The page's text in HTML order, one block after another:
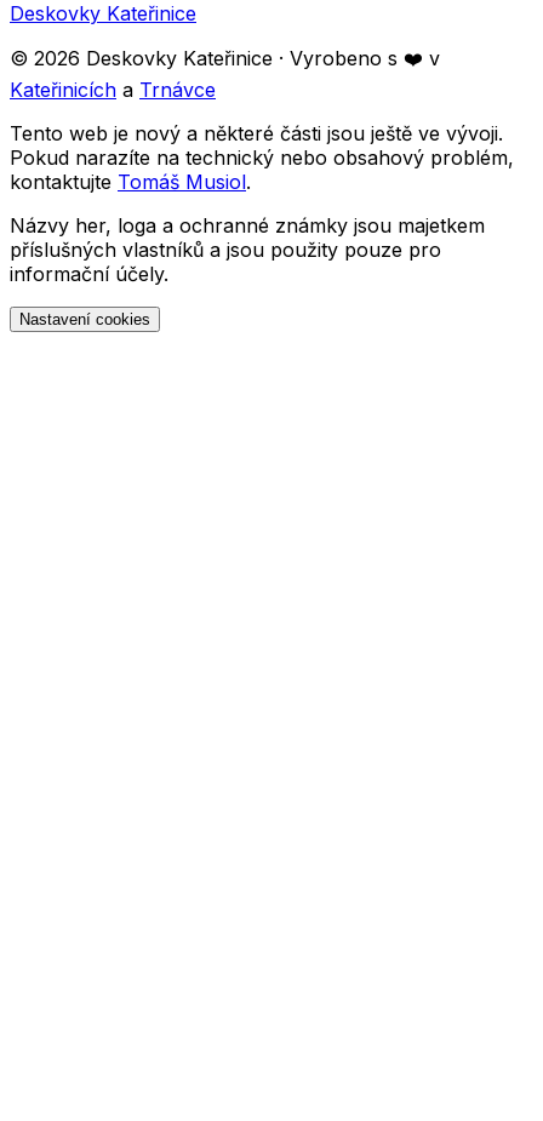
Deskovky Kateřinice
© 2026 Deskovky Kateřinice · Vyrobeno s ❤️ v
Kateřinicích a Trnávce
Tento web je nový a některé části jsou ještě ve vývoji.
Pokud narazíte na technický nebo obsahový problém,
kontaktujte Tomáš Musiol.
Názvy her, loga a ochranné známky jsou majetkem
příslušných vlastníků a jsou použity pouze pro
informační účely.
Nastavení cookies